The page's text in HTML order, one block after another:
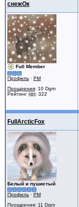
снежОк
Full Member
Профиль · PM
Поощрения: 10 Dgm
Рейтинг (ф): 322
FullArcticFox
Белый и пушистый
Профиль · PM
Поощрения: 11 Dgm